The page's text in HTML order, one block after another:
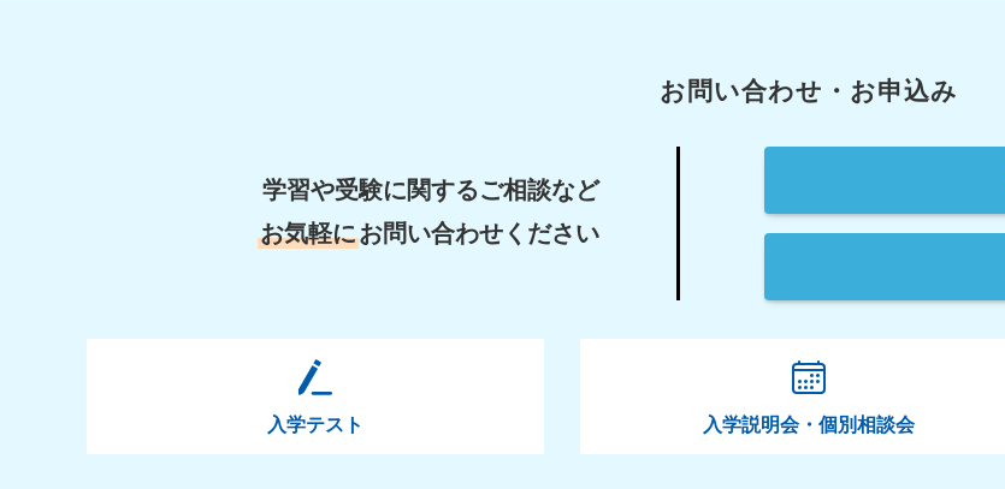
お問い合わせ・お申込み
学習や受験に関するご相談など
お気軽にお問い合わせください
入学テスト 入学説明会・個別相談会